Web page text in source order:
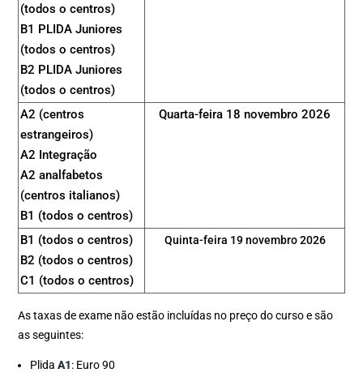
(todos o centros)
B1 PLIDA Juniores
(todos o centros)
B2 PLIDA Juniores
(todos o centros)
A2 (centros
estrangeiros)
A2 Integração
A2 analfabetos
(centros italianos)
B1 (todos o centros)
Quarta-feira 18 novembro 2026
B1 (todos o centros)
B2 (todos o centros)
C1 (todos o centros)
Quinta-feira 19 novembro 2026
As taxas de exame não estão incluídas no preço do curso e são
as seguintes:
Plida A1: Euro 90